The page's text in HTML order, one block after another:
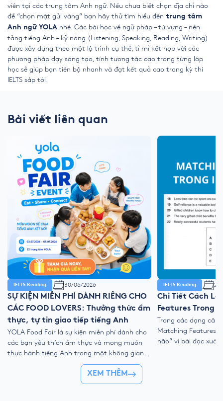
viên tại các trung tâm Anh ngữ. Nếu chưa biết chọn địa chỉ nào
để “chọn mặt gửi vàng” bạn hãy thử tìm hiểu đến trung tâm
Anh ngữ YOLA nhé. Các bài học về ngữ pháp – từ vựng – nền
tảng tiếng Anh – kỹ năng (Listening, Speaking, Reading, Writing)
được xây dựng theo một lộ trình cụ thể, tỉ mỉ kết hợp với các
phương pháp dạy sáng tạo, tính tương tác cao trong từng lớp
học sẽ giúp bạn tiến bộ nhanh và đạt kết quả cao trong kỳ thi
IELTS sắp tới.
Bài viết liên quan
IELTS Reading 30/06/2026
SỰ KIỆN MIỄN PHÍ DÀNH RIÊNG CHO
CÁC FOOD LOVERS: Thưởng thức ẩm
thực, tự tin giao tiếp tiếng Anh
YOLA Food Fair là sự kiện miễn phí dành cho
các bạn yêu thích ẩm thực và mong muốn
thực hành tiếng Anh trong một không gian
gần gũi, vui vẻ và nhiều trải nghiệm tương
tác. Tại sự kiện, học viên có thể mang món
ăn yêu thích đến YOLA, cùng bạn bè thưởng
IELTS Reading
Chi Tiết Cách
Features Trong
Trong các dạng câu
Matching Features
não” vì bài đọc xuất
XEM THÊM